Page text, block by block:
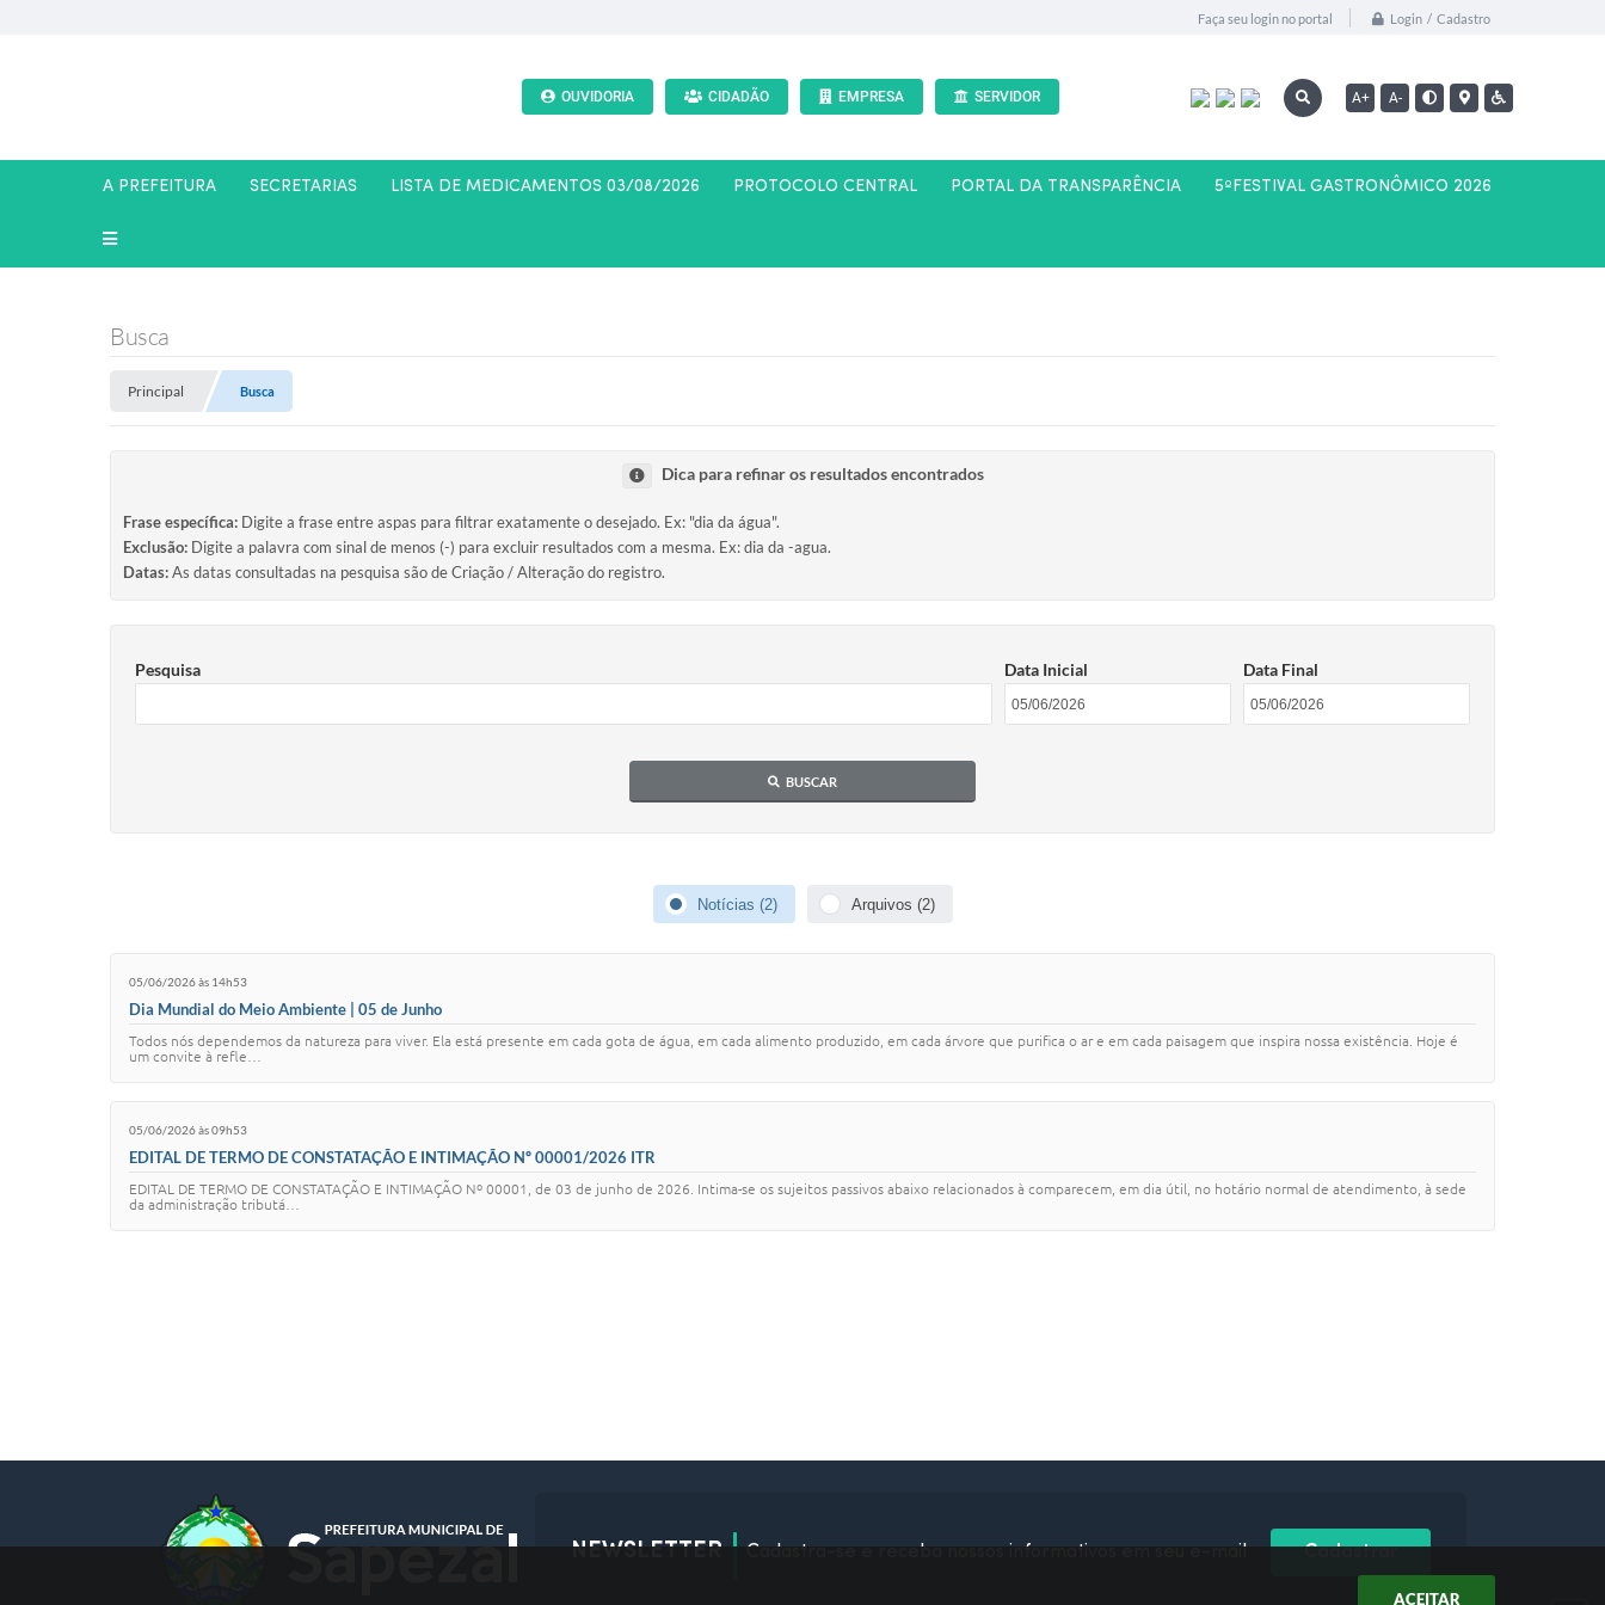
ACEITAR
Faça seu login no portal Login / Cadastro
OUVIDORIA CIDADÃO EMPRESA SERVIDOR A+ A-
A PREFEITURA SECRETARIAS LISTA DE MEDICAMENTOS 03/08/2026 PROTOCOLO CENTRAL PORTAL DA TRANSPARÊNCIA 5ºFESTIVAL GASTRONÔMICO 2026
Busca
Principal Busca
Dica para refinar os resultados encontrados
Frase específica: Digite a frase entre aspas para filtrar exatamente o desejado. Ex: "dia da água".
Exclusão: Digite a palavra com sinal de menos (-) para excluir resultados com a mesma. Ex: dia da -agua.
Datas:As datas consultadas na pesquisa são de Criação / Alteração do registro.
Pesquisa Data Inicial Data Final
BUSCAR
Notícias (2) Arquivos (2)
05/06/2026 às 14h53
Dia Mundial do Meio Ambiente | 05 de Junho
Todos nós dependemos da natureza para viver. Ela está presente em cada gota de água, em cada alimento produzido, em cada árvore que purifica o ar e em cada paisagem que inspira nossa existência. Hoje é
um convite à refle…
05/06/2026 às 09h53
EDITAL DE TERMO DE CONSTATAÇÃO E INTIMAÇÃO Nº 00001/2026 ITR
EDITAL DE TERMO DE CONSTATAÇÃO E INTIMAÇÃO Nº 00001, de 03 de junho de 2026. Intima-se os sujeitos passivos abaixo relacionados à comparecem, em dia útil, no hotário normal de atendimento, à sede
da administração tributá…
NEWSLETTER Cadastra-se e receba nossos informativos em seu e-mail Cadastrar